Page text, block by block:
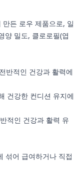
든 로우 제품으로, 일
양 밀도, 클로로필(엽
반적인 건강과 활력에
건강한 컨디션 유지에
적인 건강과 활력 유
섞어 급여하거나 직접